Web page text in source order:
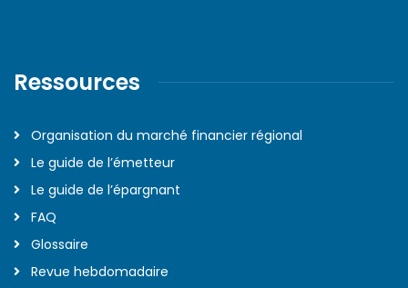
Ressources
Organisation du marché financier régional
Le guide de l’émetteur
Le guide de l’épargnant
FAQ
Glossaire
Revue hebdomadaire